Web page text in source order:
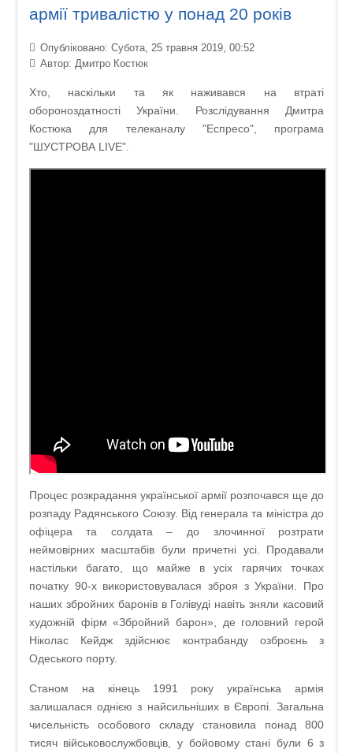
армії тривалістю у понад 20 років
Опубліковано: Субота, 25 травня 2019, 00:52
Автор: Дмитро Костюк
Хто, наскільки та як наживався на втраті
обороноздатності України. Розслідування Дмитра
Костюка для телеканалу "Еспресо", програма
"ШУСТРОВА LIVE".
Процес розкрадання української армії розпочався ще до
розпаду Радянського Союзу. Від генерала та міністра до
офіцера та солдата – до злочинної розтрати
неймовірних масштабів були причетні усі. Продавали
настільки багато, що майже в усіх гарячих точках
початку 90-х використовувалася зброя з України. Про
наших збройних баронів в Голівуді навіть зняли касовий
художній фірм «Збройний барон», де головний герой
Ніколас Кейдж здійснює контрабанду озброєнь з
Одеського порту.
Станом на кінець 1991 року українська армія
залишалася однією з найсильніших в Європі. Загальна
чисельність особового складу становила понад 800
тисяч військовослужбовців, у бойовому стані були 6 з